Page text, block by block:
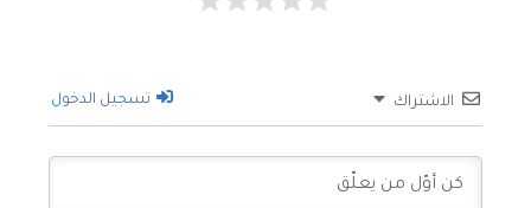
الاشتراك تسجيل الدخول